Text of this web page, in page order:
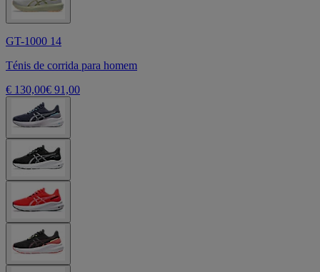
GT-1000 14
Ténis de corrida para homem
€ 130,00€ 91,00